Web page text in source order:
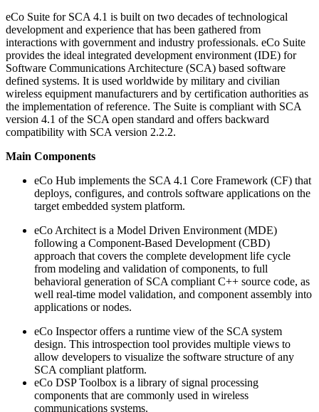
eCo Suite for SCA 4.1 is built on two decades of technological
development and experience that has been gathered from
interactions with government and industry professionals. eCo Suite
provides the ideal integrated development environment (IDE) for
Software Communications Architecture (SCA) based software
defined systems. It is used worldwide by military and civilian
wireless equipment manufacturers and by certification authorities as
the implementation of reference. The Suite is compliant with SCA
version 4.1 of the SCA open standard and offers backward
compatibility with SCA version 2.2.2.
Main Components
eCo Hub implements the SCA 4.1 Core Framework (CF) that
deploys, configures, and controls software applications on the
target embedded system platform.
eCo Architect is a Model Driven Environment (MDE)
following a Component-Based Development (CBD)
approach that covers the complete development life cycle
from modeling and validation of components, to full
behavioral generation of SCA compliant C++ source code, as
well real-time model validation, and component assembly into
applications or nodes.
eCo Inspector offers a runtime view of the SCA system
design. This introspection tool provides multiple views to
allow developers to visualize the software structure of any
SCA compliant platform.
eCo DSP Toolbox is a library of signal processing
components that are commonly used in wireless
communications systems.